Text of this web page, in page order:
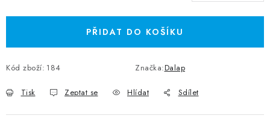
PŘIDAT DO KOŠÍKU
Kód zboží: 184 Značka:Dalap
Tisk Zeptat se Hlídat Sdílet